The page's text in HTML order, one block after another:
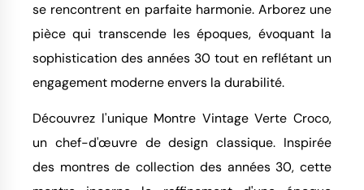
se rencontrent en parfaite harmonie. Arborez une
pièce qui transcende les époques, évoquant la
sophistication des années 30 tout en reflétant un
engagement moderne envers la durabilité.
Découvrez l'unique Montre Vintage Verte Croco,
un chef-d'œuvre de design classique. Inspirée
des montres de collection des années 30, cette